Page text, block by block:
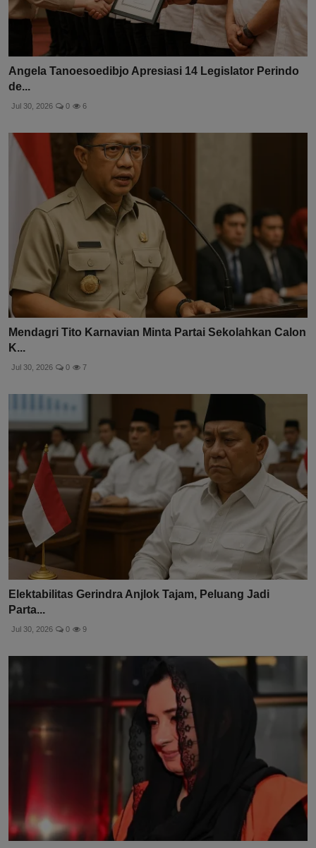
Angela Tanoesoedibjo Apresiasi 14 Legislator Perindo
de...
Jul 30, 2026 0 6
Mendagri Tito Karnavian Minta Partai Sekolahkan Calon
K...
Jul 30, 2026 0 7
Elektabilitas Gerindra Anjlok Tajam, Peluang Jadi
Parta...
Jul 30, 2026 0 9